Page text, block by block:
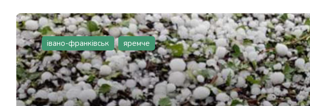
івано-франківськ яремче